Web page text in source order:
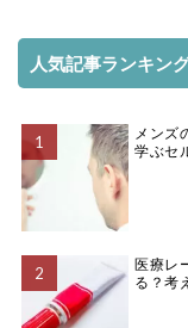
人気記事ランキン
メンズ
学ぶセ
医療レ
る？考